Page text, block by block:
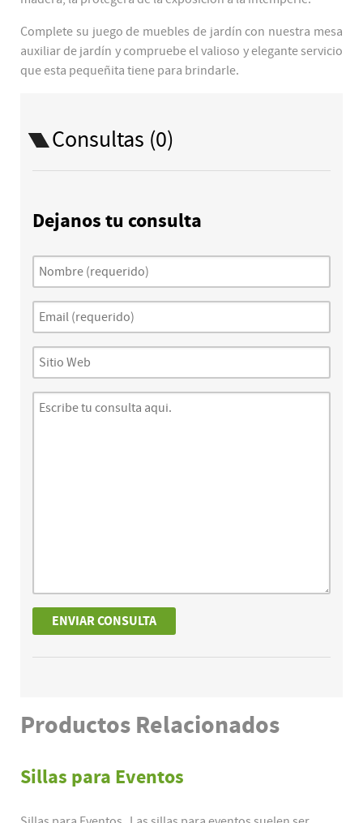
Complete su juego de muebles de jardín con nuestra mesa
auxiliar de jardín y compruebe el valioso y elegante servicio
que esta pequeñita tiene para brindarle.
Consultas (0)
Dejanos tu consulta
Productos Relacionados
Sillas para Eventos